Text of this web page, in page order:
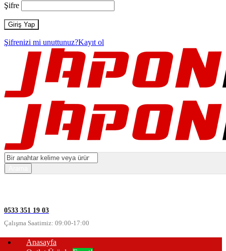
Şifre
Şifrenizi mi unuttunuz?Kayıt ol
0533 351 19 03
Çalışma Saatimiz: 09:00-17:00
Anasayfa